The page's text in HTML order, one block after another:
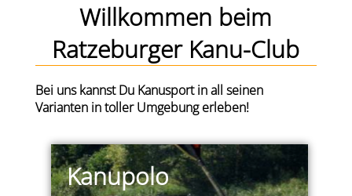
Willkommen beim
Ratzeburger Kanu-Club
Bei uns kannst Du Kanusport in all seinen
Varianten in toller Umgebung erleben!
Kanupolo